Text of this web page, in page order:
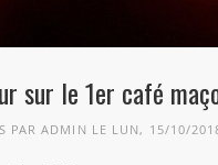
sur le 1er café
PARADMIN LE LUN, 15/10/